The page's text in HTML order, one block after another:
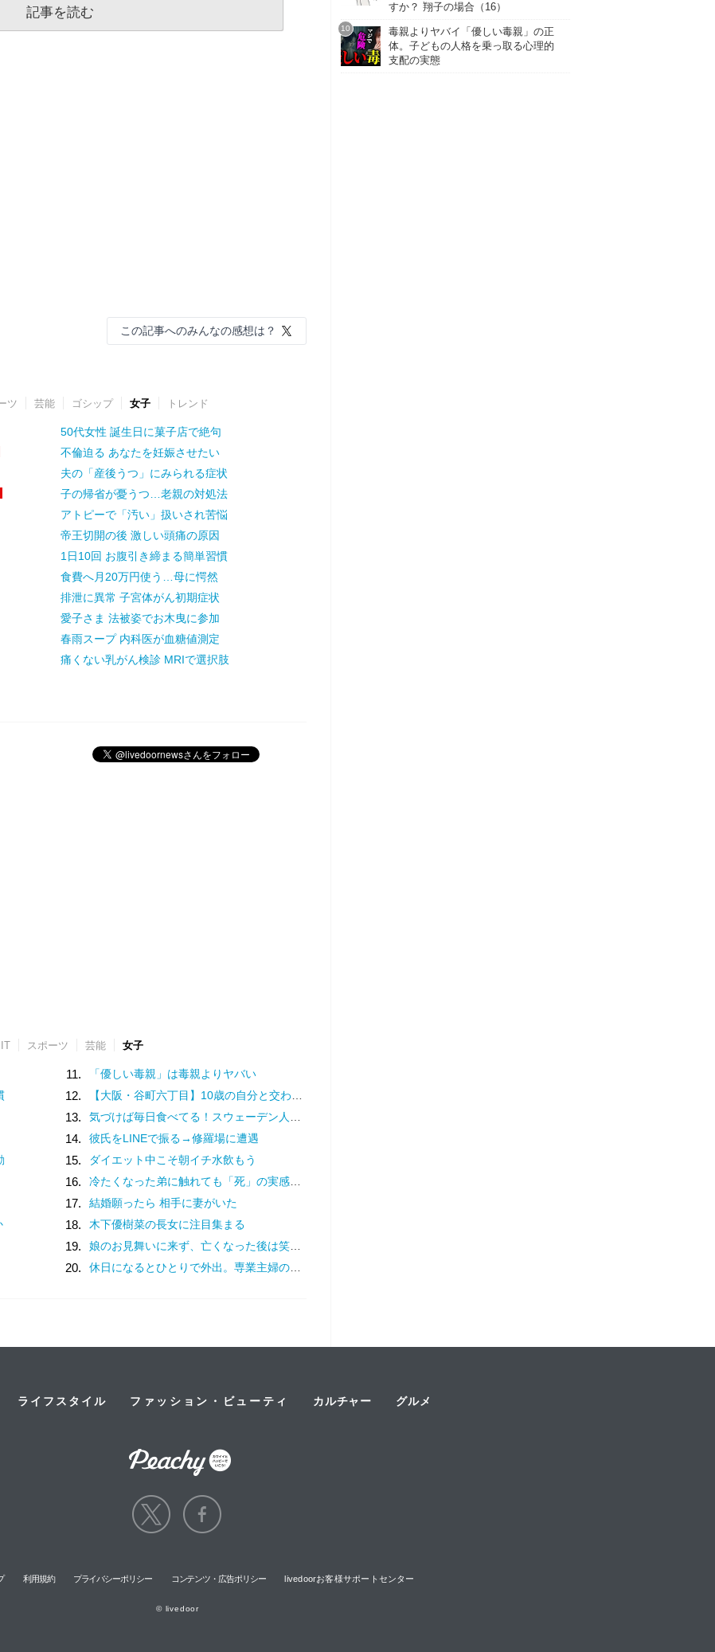
記事を読む
この記事へのみんなの感想は？
ツ 芸能 ゴシップ 女子 トレンド
50代女性 誕生日に菓子店で絶句
不倫迫る あなたを妊娠させたい
夫の「産後うつ」にみられる症状
子の帰省が憂うつ…老親の対処法
アトピーで「汚い」扱いされ苦悩
帝王切開の後 激しい頭痛の原因
1日10回 お腹引き締まる簡単習慣
食費へ月20万円使う…母に愕然
排泄に異常 子宮体がん初期症状
愛子さま 法被姿でお木曳に参加
春雨スープ 内科医が血糖値測定
痛くない乳がん検診 MRIで選択肢
IT スポーツ 芸能 女子
11. 「優しい毒親」は毒親よりヤバい
12. 【大阪・谷町六丁目】10歳の自分と交わした約束。名店での猛修業を経てオープンした「ma journée（マジョルネ）」が提案する、日常に寄り添うフランス菓子
13. 気づけば毎日食べてる！スウェーデン人漫画家がリピートし続ける日本の定番食
14. 彼氏をLINEで振る→修羅場に遭遇
15. ダイエット中こそ朝イチ水飲もう
16. 冷たくなった弟に触れても「死」の実感がなかった姉。納棺の時に現実を突きつけられて
17. 結婚願ったら 相手に妻がいた
18. 木下優樹菜の長女に注目集まる
19. 娘のお見舞いに来ず、亡くなった後は笑顔を浮かべる母親。冷たすぎる態度に、一つの疑惑が頭をよぎる…／ナース漫画
20. 休日になるとひとりで外出。専業主婦の妻を見てため息をつく夫は、何を隠している？／離婚してもいいですか？ 翔子の場合（16）
すか？ 翔子の場合（16）
毒親よりヤバイ「優しい毒親」の正
体。子どもの人格を乗っ取る心理的
支配の実態
ライフスタイル ファッション・ビューティ カルチャー グルメ
利用規約 プライバシーポリシー コンテンツ・広告ポリシー livedoorお客様サポートセンター
© livedoor